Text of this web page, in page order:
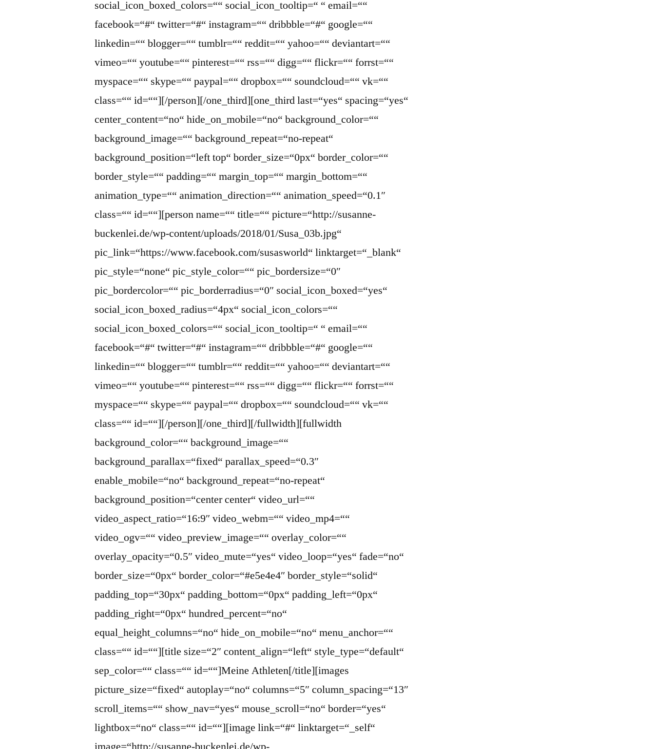
social_icon_boxed_colors=““ social_icon_tooltip=“ “ email=““
facebook=“#“ twitter=“#“ instagram=““ dribbble=“#“ google=““
linkedin=““ blogger=““ tumblr=““ reddit=““ yahoo=““ deviantart=““
vimeo=““ youtube=““ pinterest=““ rss=““ digg=““ flickr=““ forrst=““
myspace=““ skype=““ paypal=““ dropbox=““ soundcloud=““ vk=““
class=““ id=““][/person][/one_third][one_third last=“yes“ spacing=“yes“
center_content=“no“ hide_on_mobile=“no“ background_color=““
background_image=““ background_repeat=“no-repeat“
background_position=“left top“ border_size=“0px“ border_color=““
border_style=““ padding=““ margin_top=““ margin_bottom=““
animation_type=““ animation_direction=““ animation_speed=“0.1″
class=““ id=““][person name=““ title=““ picture=“http://susanne-
buckenlei.de/wp-content/uploads/2018/01/Susa_03b.jpg“
pic_link=“https://www.facebook.com/susasworld“ linktarget=“_blank“
pic_style=“none“ pic_style_color=““ pic_bordersize=“0″
pic_bordercolor=““ pic_borderradius=“0″ social_icon_boxed=“yes“
social_icon_boxed_radius=“4px“ social_icon_colors=““
social_icon_boxed_colors=““ social_icon_tooltip=“ “ email=““
facebook=“#“ twitter=“#“ instagram=““ dribbble=“#“ google=““
linkedin=““ blogger=““ tumblr=““ reddit=““ yahoo=““ deviantart=““
vimeo=““ youtube=““ pinterest=““ rss=““ digg=““ flickr=““ forrst=““
myspace=““ skype=““ paypal=““ dropbox=““ soundcloud=““ vk=““
class=““ id=““][/person][/one_third][/fullwidth][fullwidth
background_color=““ background_image=““
background_parallax=“fixed“ parallax_speed=“0.3″
enable_mobile=“no“ background_repeat=“no-repeat“
background_position=“center center“ video_url=““
video_aspect_ratio=“16:9″ video_webm=““ video_mp4=““
video_ogv=““ video_preview_image=““ overlay_color=““
overlay_opacity=“0.5″ video_mute=“yes“ video_loop=“yes“ fade=“no“
border_size=“0px“ border_color=“#e5e4e4″ border_style=“solid“
padding_top=“30px“ padding_bottom=“0px“ padding_left=“0px“
padding_right=“0px“ hundred_percent=“no“
equal_height_columns=“no“ hide_on_mobile=“no“ menu_anchor=““
class=““ id=““][title size=“2″ content_align=“left“ style_type=“default“
sep_color=““ class=““ id=““]Meine Athleten[/title][images
picture_size=“fixed“ autoplay=“no“ columns=“5″ column_spacing=“13″
scroll_items=““ show_nav=“yes“ mouse_scroll=“no“ border=“yes“
lightbox=“no“ class=““ id=““][image link=“#“ linktarget=“_self“